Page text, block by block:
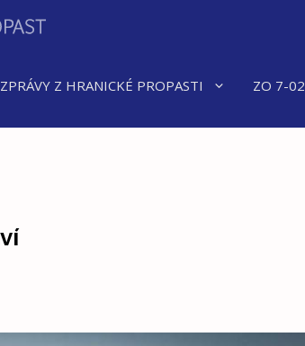
ZPRÁVY Z HRANICKÉ PROPASTI ZO 7-02